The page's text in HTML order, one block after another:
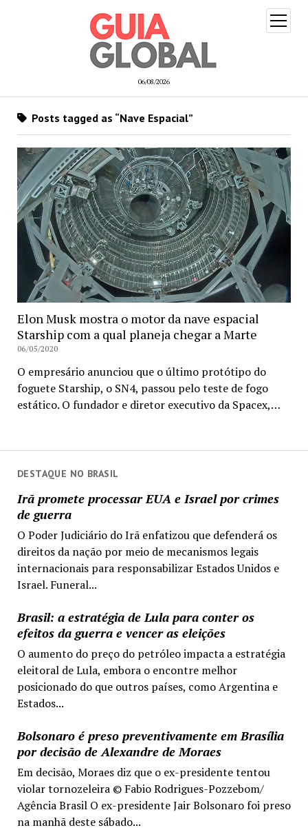
06/08/2026
open
menu
DESTAQUE NO BRASIL
Irã promete processar EUA e Israel por crimes
de guerra
O Poder Judiciário do Irã enfatizou que defenderá os
direitos da nação por meio de mecanismos legais
internacionais para responsabilizar Estados Unidos e
Israel. Funeral...
Brasil: a estratégia de Lula para conter os
efeitos da guerra e vencer as eleições
O aumento do preço do petróleo impacta a estratégia
eleitoral de Lula, embora o encontre melhor
posicionado do que outros países, como Argentina e
Estados...
Bolsonaro é preso preventivamente em Brasília
por decisão de Alexandre de Moraes
Em decisão, Moraes diz que o ex-presidente tentou
violar tornozeleira © Fabio Rodrigues-Pozzebom/
Agência Brasil O ex-presidente Jair Bolsonaro foi preso
na manhã deste sábado...
Posts tagged as “Nave Espacial”
Elon Musk mostra o motor da nave espacial
Starship com a qual planeja chegar a Marte
06/05/2020
O empresário anunciou que o último protótipo do
foguete Starship, o SN4, passou pelo teste de fogo
estático. O fundador e diretor executivo da Spacex,…